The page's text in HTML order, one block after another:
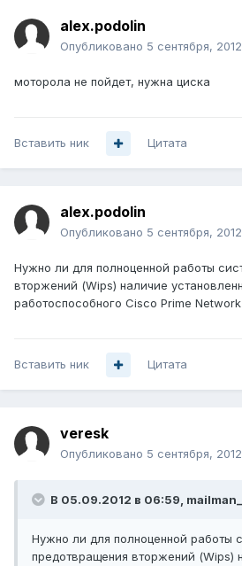
alex.podolin
Опубликовано 5 сентября, 2012
моторола не пойдет, нужна циска
Вставить ник Цитата
alex.podolin
Опубликовано 5 сентября, 2012
Нужно ли для полноценной работы
вторжений (Wips) наличие
работоспособного Cisco Prime
Вставить ник Цитата
veresk
Опубликовано 5 сентября, 2012
В 05.09.2012 в 06:59,
Нужно ли для полноценной работы
предотвращения вторжений (Wips)